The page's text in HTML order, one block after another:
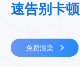
速告别卡顿
免费渲染